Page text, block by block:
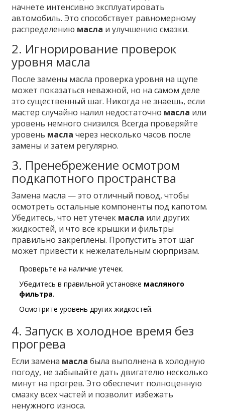
начнете интенсивно эксплуатировать
автомобиль. Это способствует равномерному
распределению масла и улучшению смазки.
2. Игнорирование проверок
уровня масла
После замены масла проверка уровня на щупе
может показаться неважной, но на самом деле
это существенный шаг. Никогда не знаешь, если
мастер случайно налил недостаточно масла или
уровень немного снизился. Всегда проверяйте
уровень масла через несколько часов после
замены и затем регулярно.
3. Пренебрежение осмотром
подкапотного пространства
Замена масла — это отличный повод, чтобы
осмотреть остальные компоненты под капотом.
Убедитесь, что нет утечек масла или других
жидкостей, и что все крышки и фильтры
правильно закреплены. Пропустить этот шаг
может привести к нежелательным сюрпризам.
Проверьте на наличие утечек.
Убедитесь в правильной установке масляного
фильтра.
Осмотрите уровень других жидкостей.
4. Запуск в холодное время без
прогрева
Если замена масла была выполнена в холодную
погоду, не забывайте дать двигателю несколько
минут на прогрев. Это обеспечит полноценную
смазку всех частей и позволит избежать
ненужного износа.